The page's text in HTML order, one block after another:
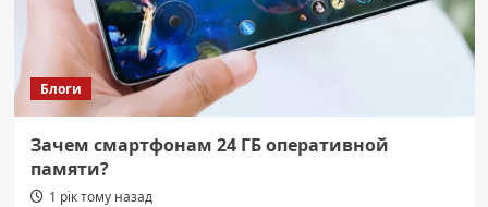
(ВІДЕО)
Блоги
Зачем смартфонам 24 ГБ оперативной
памяти?
1 рік тому назад